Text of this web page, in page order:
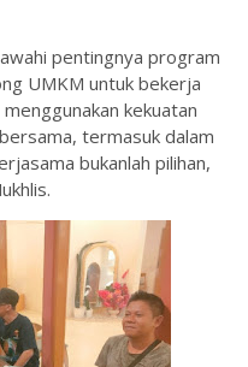
pentingnya program
UMKM untuk bekerja
kekuatan
termasuk dalam
bukanlah pilihan,